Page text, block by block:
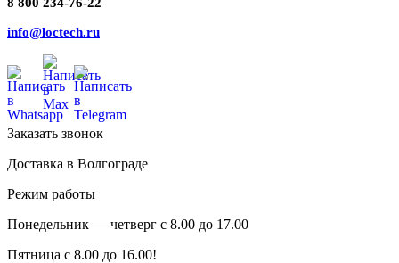
info@loctech.ru
Заказать звонок
Доставка в Волгограде
Режим работы
Понедельник — четверг с 8.00 до 17.00
Пятница с 8.00 до 16.00!